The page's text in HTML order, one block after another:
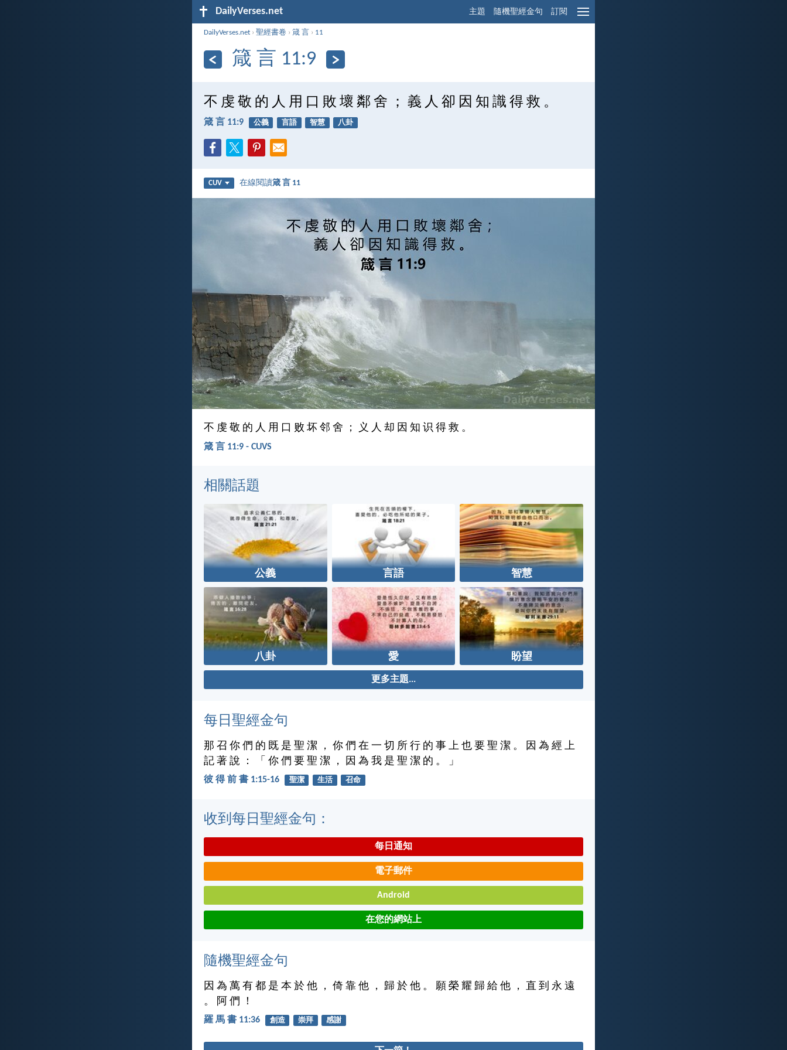
DailyVerses.net 主題 隨機聖經金句 訂閱
DailyVerses.net ›聖經書卷 ›箴 言 › 11
箴 言 11:9
不 虔 敬 的 人 用 口 敗 壞 鄰 舍 ； 義 人 卻 因 知 識 得 救 。
箴 言 11:9 公義 言語 智慧 八卦
CUV 在線閱讀箴 言 11
不 虔 敬 的 人 用 口 败 坏 邻 舍 ； 义 人 却 因 知 识 得 救 。
箴 言 11:9 - CUVS
相關話題
公義 言語 智慧
八卦 愛 盼望
更多主題...
每日聖經金句
那 召 你 們 的 既 是 聖 潔 ， 你 們 在 一 切 所 行 的 事 上 也 要 聖 潔 。 因 為 經 上
記 著 說 ： 「 你 們 要 聖 潔 ， 因 為 我 是 聖 潔 的 。 」
彼 得 前 書 1:15-16 聖潔 生活 召命
收到每日聖經金句：
每日通知
電子郵件
Android
在您的網站上
隨機聖經金句
因 為 萬 有 都 是 本 於 他 ， 倚 靠 他 ， 歸 於 他 。 願 榮 耀 歸 給 他 ， 直 到 永 遠
。 阿 們 ！
羅 馬 書 11:36 創造 崇拜 感謝